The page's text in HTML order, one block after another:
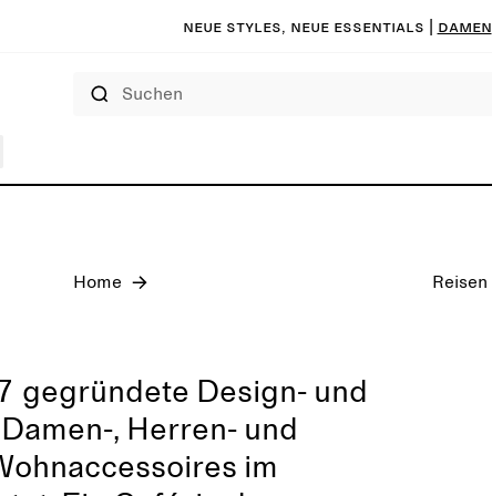
Neue Styles, neue Essentials | DAMEN
Home Reisen
gegründete Design- und
, Herren- und
im